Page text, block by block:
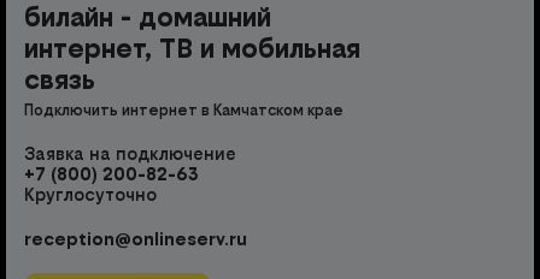
билайн - домашний
интернет, ТВ и мобильная
связь
Подключить интернет в Камчатском крае
Заявка на подключение
+7 (800) 200-82-63
Круглосуточно
reception@onlineserv.ru